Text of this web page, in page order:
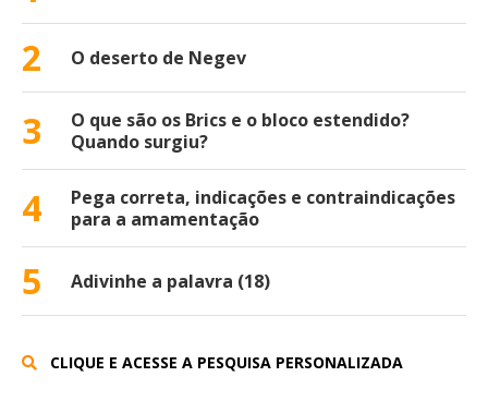
2 O deserto de Negev
3
O que são os Brics e o bloco estendido?
Quando surgiu?
4
Pega correta, indicações e contraindicações
para a amamentação
5 Adivinhe a palavra (18)
CLIQUE E ACESSE A PESQUISA PERSONALIZADA